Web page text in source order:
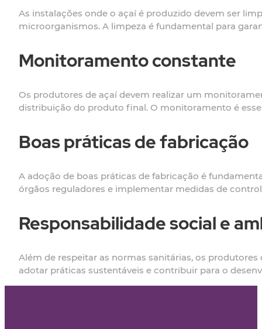
As instalações onde o açaí é produzido devem ser
microorganismos. A limpeza é fundamental para
Monitoramento constante
Os produtores de açaí devem realizar um
distribuição do produto final. O monitoramento é
Boas práticas de fabricação
A adoção de boas práticas de fabricação é
órgãos reguladores e implementar medidas de
Responsabilidade social e
Além de respeitar as normas sanitárias, os
adotar práticas sustentáveis e contribuir para o